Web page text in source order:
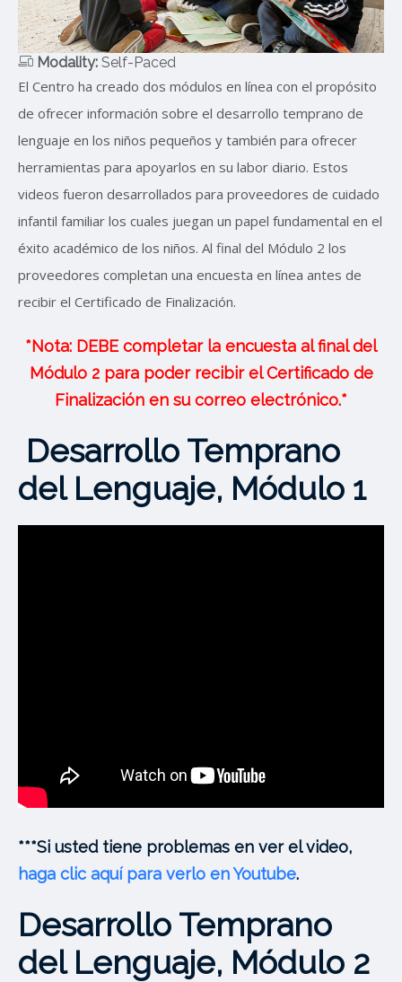
El Centro ha creado dos módulos en línea con el propósito
de ofrecer información sobre el desarrollo temprano de
lenguaje en los niños pequeños y también para ofrecer
herramientas para apoyarlos en su labor diario. Estos
videos fueron desarrollados para proveedores de cuidado
infantil familiar los cuales juegan un papel fundamental en el
éxito académico de los niños. Al final del Módulo 2 los
proveedores completan una encuesta en línea antes de
recibir el Certificado de Finalización.
*Nota: DEBE completar la encuesta al final del
Módulo 2 para poder recibir el Certificado de
Finalización en su correo electrónico.*
Desarrollo Temprano
del Lenguaje, Módulo 1
***Si usted tiene problemas en ver el video,
haga clic aquí para verlo en Youtube.
Desarrollo Temprano
del Lenguaje, Módulo 2
Modality: Self-Paced